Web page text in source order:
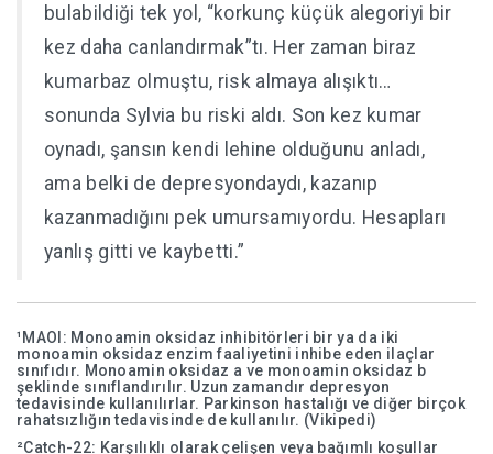
bulabildiği tek yol, “korkunç küçük alegoriyi bir
kez daha canlandırmak”tı. Her zaman biraz
kumarbaz olmuştu, risk almaya alışıktı…
sonunda Sylvia bu riski aldı. Son kez kumar
oynadı, şansın kendi lehine olduğunu anladı,
ama belki de depresyondaydı, kazanıp
kazanmadığını pek umursamıyordu. Hesapları
yanlış gitti ve kaybetti.”
¹MAOI: Monoamin oksidaz inhibitörleri bir ya da iki
monoamin oksidaz enzim faaliyetini inhibe eden ilaçlar
sınıfıdır. Monoamin oksidaz a ve monoamin oksidaz b
şeklinde sınıflandırılır. Uzun zamandır depresyon
tedavisinde kullanılırlar. Parkinson hastalığı ve diğer birçok
rahatsızlığın tedavisinde de kullanılır. (Vikipedi)
²Catch-22: Karşılıklı olarak çelişen veya bağımlı koşullar